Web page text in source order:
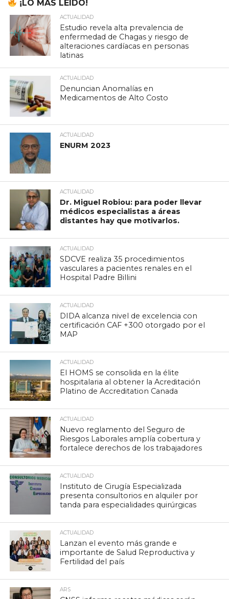
¡LO MÁS LEÍDO!
ACTUALIDAD
Estudio revela alta prevalencia de
enfermedad de Chagas y riesgo de
alteraciones cardíacas en personas
latinas
ACTUALIDAD
Denuncian Anomalías en
Medicamentos de Alto Costo
ACTUALIDAD
ENURM 2023
ACTUALIDAD
Dr. Miguel Robiou: para poder llevar
médicos especialistas a áreas
distantes hay que motivarlos.
ACTUALIDAD
SDCVE realiza 35 procedimientos
vasculares a pacientes renales en el
Hospital Padre Billini
ACTUALIDAD
DIDA alcanza nivel de excelencia con
certificación CAF +300 otorgado por el
MAP
ACTUALIDAD
El HOMS se consolida en la élite
hospitalaria al obtener la Acreditación
Platino de Accreditation Canada
ACTUALIDAD
Nuevo reglamento del Seguro de
Riesgos Laborales amplía cobertura y
fortalece derechos de los trabajadores
ACTUALIDAD
Instituto de Cirugía Especializada
presenta consultorios en alquiler por
tanda para especialidades quirúrgicas
ACTUALIDAD
Lanzan el evento más grande e
importante de Salud Reproductiva y
Fertilidad del país
ARS